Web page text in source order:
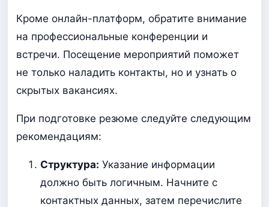
Кроме онлайн-платформ, обратите внимание
на профессиональные конференции и
встречи. Посещение мероприятий поможет
не только наладить контакты, но и узнать о
скрытых вакансиях.
При подготовке резюме следуйте следующим
рекомендациям:
Структура: Указание информации
должно быть логичным. Начните с
контактных данных, затем перечислите